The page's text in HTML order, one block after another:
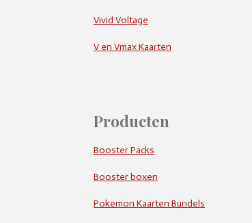
Vivid Voltage
V en Vmax Kaarten
Producten
Booster Packs
Booster boxen
Pokemon Kaarten Bundels